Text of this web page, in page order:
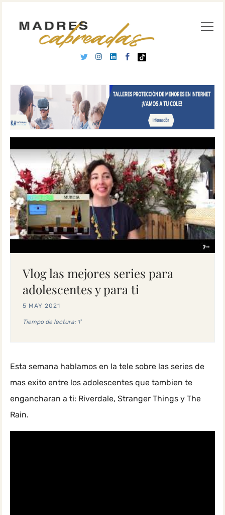
Vlog las mejores series para
adolescentes y para ti
5 MAY 2021
Tiempo de lectura: 1'
Esta semana hablamos en la tele sobre las series de
mas exito entre los adolescentes que tambien te
engancharan a ti: Riverdale, Stranger Things y The
Rain.